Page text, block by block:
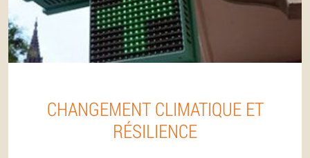
CHANGEMENT CLIMATIQUE ET
RÉSILIENCE